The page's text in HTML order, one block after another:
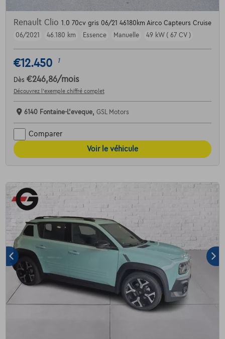
Renault Clio 1.0 70cv gris 06/21 46180km Airco Capteurs Cruise
06/2021
46.180 km Essence Manuelle 49 kW ( 67 CV )
€12.450 1
Dès €246,86/mois
Découvrez l’exemple chiffré complet
6140 Fontaine-L'eveque, GSL Motors
Comparer
Voir le véhicule